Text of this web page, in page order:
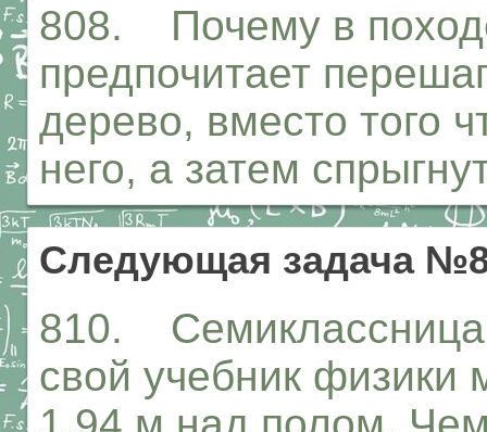
808. Почему в
предпочитает
дерево, вместо того
него, а затем
Следующая задача
810. Семиклассница
свой учебник физики